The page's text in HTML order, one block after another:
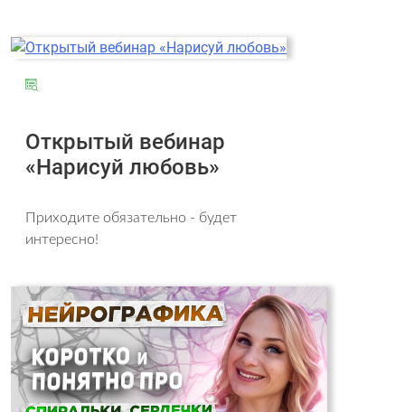
Открытый вебинар
«Нарисуй любовь»
Приходите обязательно - будет
интересно!